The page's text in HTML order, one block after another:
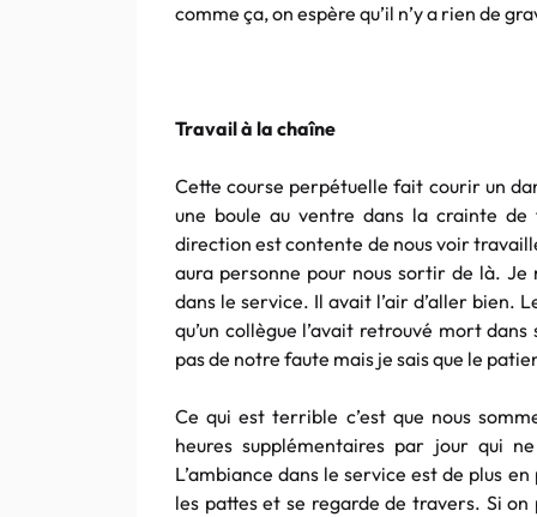
comme ça, on espère qu’il n’y a rien de
Travail à la chaîne
Cette course perpétuelle fait courir un
une boule au ventre dans la crainte
direction est contente de nous voir
aura personne pour nous sortir de là.
dans le service. Il avait l’air d’aller bien.
qu’un collègue l’avait retrouvé mort
pas de notre faute mais je sais que le
Ce qui est terrible c’est que nous
heures supplémentaires par jour qui
L’ambiance dans le service est de plus
les pattes et se regarde de travers. Si